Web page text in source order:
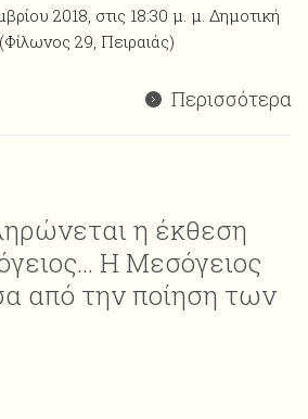
2018, στις 18:30 μ. μ. Δημοτική
29, Πειραιάς)
Περισσότερα
η έκθεση
Η Μεσόγειος
από την ποίηση των